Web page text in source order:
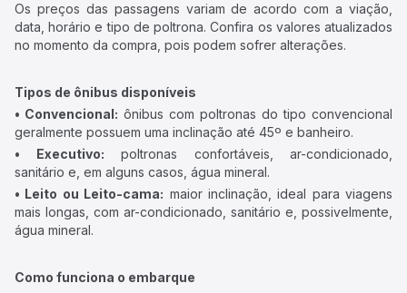
Os preços das passagens variam de acordo com a viação,
data, horário e tipo de poltrona. Confira os valores atualizados
no momento da compra, pois podem sofrer alterações.
Tipos de ônibus disponíveis
• Convencional: ônibus com poltronas do tipo convencional
geralmente possuem uma inclinação até 45º e banheiro.
• Executivo: poltronas confortáveis, ar-condicionado,
sanitário e, em alguns casos, água mineral.
• Leito ou Leito-cama: maior inclinação, ideal para viagens
mais longas, com ar-condicionado, sanitário e, possivelmente,
água mineral.
Como funciona o embarque